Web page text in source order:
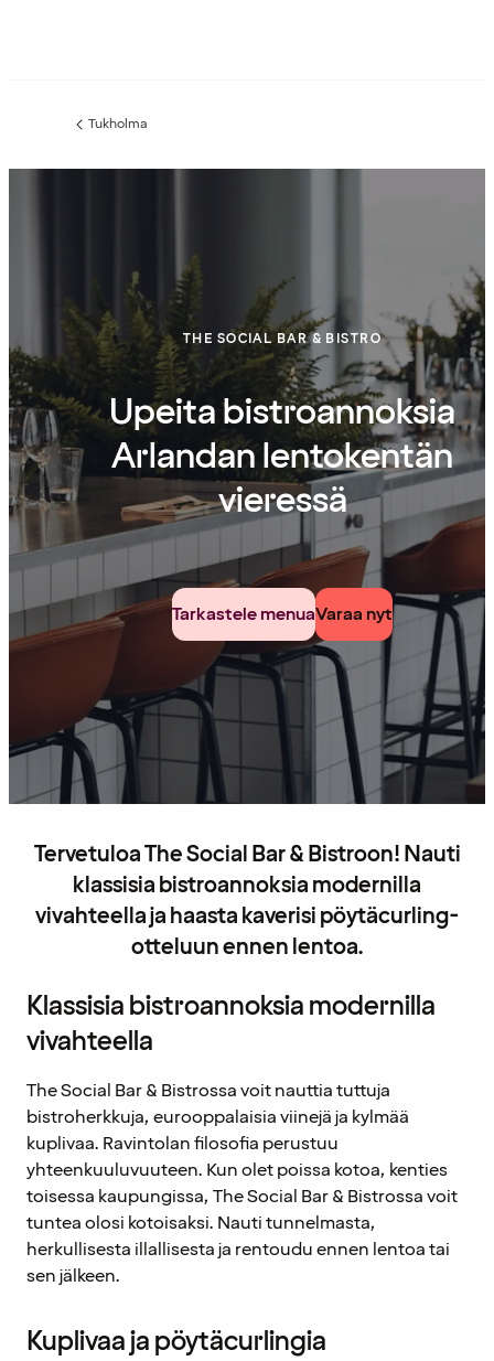
Edellinen
Tukholma
THE SOCIAL BAR & BISTRO
Upeita bistroannoksia
Arlandan lentokentän
vieressä
Tarkastele menuaVaraa nyt
Tervetuloa The Social Bar & Bistroon! Nauti
klassisia bistroannoksia modernilla
vivahteella ja haasta kaverisi pöytäcurling-
otteluun ennen lentoa.
Klassisia bistroannoksia modernilla
vivahteella
The Social Bar & Bistrossa voit nauttia tuttuja
bistroherkkuja, eurooppalaisia viinejä ja kylmää
kuplivaa. Ravintolan filosofia perustuu
yhteenkuuluvuuteen. Kun olet poissa kotoa, kenties
toisessa kaupungissa, The Social Bar & Bistrossa voit
tuntea olosi kotoisaksi. Nauti tunnelmasta,
herkullisesta illallisesta ja rentoudu ennen lentoa tai
sen jälkeen.
Kuplivaa ja pöytäcurlingia